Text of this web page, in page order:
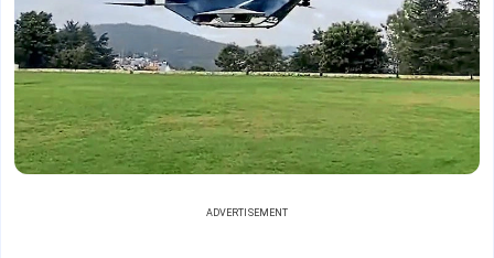
ADVERTISEMENT